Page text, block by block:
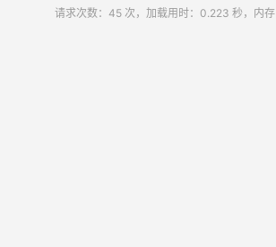
请求次数：45 次，加载用时：0.223 秒，内